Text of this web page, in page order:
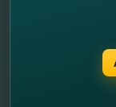
Dobândă
proiecte